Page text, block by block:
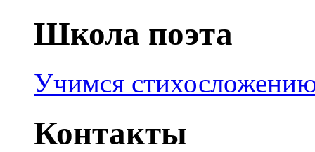
Школа поэта
Учимся
Контакты